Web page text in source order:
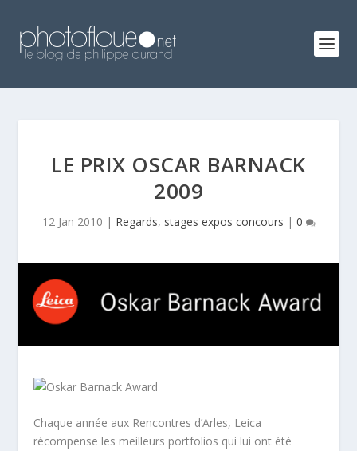
LE PRIX OSCAR BARNACK
2009
12 Jan 2010 | Regards, stages expos concours | 0
Chaque année aux Rencontres d’Arles, Leica
récompense les meilleurs portfolios qui lui ont été